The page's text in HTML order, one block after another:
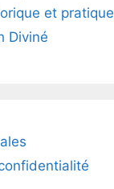
et pratique
Diviné